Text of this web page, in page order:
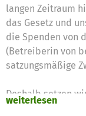
langen Zeitraum
das Gesetz und
die Spenden von
(Betreiberin von
satzungsmäßige
Deshalb setzen
weiterlesen